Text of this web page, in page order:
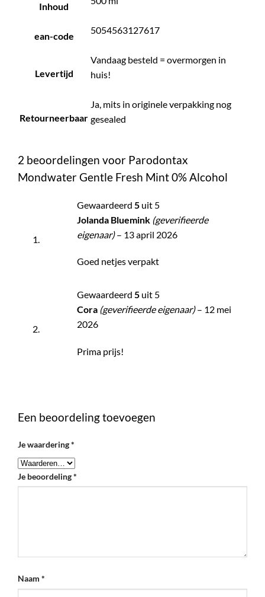
Inhoud
ean-code
5054563127617
Levertijd
Vandaag besteld = overmorgen in
huis!
Retourneerbaar
Ja, mits in originele verpakking nog
gesealed
2 beoordelingen voor Parodontax
Mondwater Gentle Fresh Mint 0% Alcohol
Gewaardeerd 5 uit 5
Jolanda Bluemink (geverifieerde
eigenaar) – 13 april 2026
Goed netjes verpakt
Gewaardeerd 5 uit 5
Cora (geverifieerde eigenaar) – 12 mei
2026
Prima prijs!
Een beoordeling toevoegen
Je waardering*
Je beoordeling*
Naam *